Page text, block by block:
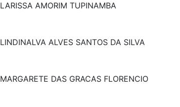
LARISSA AMORIM TUPINAMBA
LINDINALVA ALVES SANTOS DA SILVA
MARGARETE DAS GRACAS FLORENCIO